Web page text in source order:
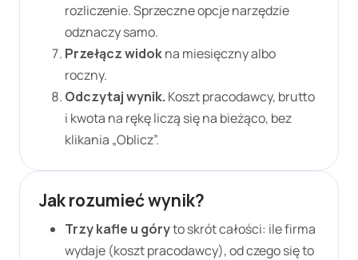
rozliczenie. Sprzeczne opcje narzędzie
odznaczy samo.
Przełącz widokna miesięczny albo
roczny.
Odczytaj wynik. Koszt pracodawcy, brutto
i kwota na rękę liczą się na bieżąco, bez
klikania „Oblicz”.
Jak rozumieć wynik?
Trzy kafle u góryto skrót całości: ile firma
wydaje (koszt pracodawcy), od czego się to